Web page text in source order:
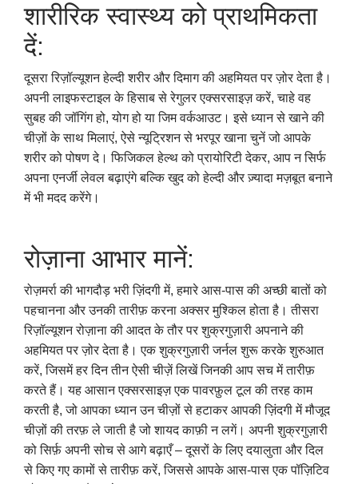
शारीरिक स्वास्थ्य को प्राथमिकता
दें:
दूसरा रिज़ॉल्यूशन हेल्दी शरीर और दिमाग की अहमियत पर ज़ोर देता है।
अपनी लाइफस्टाइल के हिसाब से रेगुलर एक्सरसाइज़ करें, चाहे वह
सुबह की जॉगिंग हो, योग हो या जिम वर्कआउट। इसे ध्यान से खाने की
चीज़ों के साथ मिलाएं, ऐसे न्यूट्रिशन से भरपूर खाना चुनें जो आपके
शरीर को पोषण दे। फिजिकल हेल्थ को प्रायोरिटी देकर, आप न सिर्फ
अपना एनर्जी लेवल बढ़ाएंगे बल्कि खुद को हेल्दी और ज़्यादा मज़बूत बनाने
में भी मदद करेंगे।
रोज़ाना आभार मानें:
रोज़मर्रा की भागदौड़ भरी ज़िंदगी में, हमारे आस-पास की अच्छी बातों को
पहचानना और उनकी तारीफ़ करना अक्सर मुश्किल होता है। तीसरा
रिज़ॉल्यूशन रोज़ाना की आदत के तौर पर शुक्रगुज़ारी अपनाने की
अहमियत पर ज़ोर देता है। एक शुक्रगुज़ारी जर्नल शुरू करके शुरुआत
करें, जिसमें हर दिन तीन ऐसी चीज़ें लिखें जिनकी आप सच में तारीफ़
करते हैं। यह आसान एक्सरसाइज़ एक पावरफ़ुल टूल की तरह काम
करती है, जो आपका ध्यान उन चीज़ों से हटाकर आपकी ज़िंदगी में मौजूद
चीज़ों की तरफ़ ले जाती है जो शायद काफ़ी न लगें। अपनी शुक्रगुज़ारी
को सिर्फ़ अपनी सोच से आगे बढ़ाएँ – दूसरों के लिए दयालुता और दिल
से किए गए कामों से तारीफ़ करें, जिससे आपके आस-पास एक पॉज़िटिव